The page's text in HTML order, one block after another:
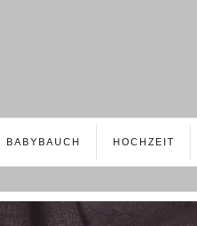
BABYBAUCH HOCHZEIT